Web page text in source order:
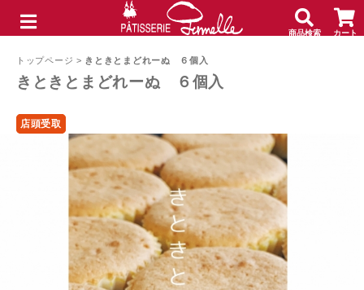
商品検索 カート
トップページ > きときとまどれーぬ ６個入
きときとまどれーぬ ６個入
店頭受取